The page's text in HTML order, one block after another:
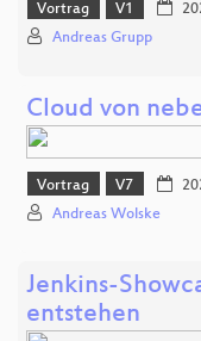
Vortrag V1
Andreas Grupp
Cloud von
Vortrag V7
Andreas Wolske
Jenkins-
entstehen